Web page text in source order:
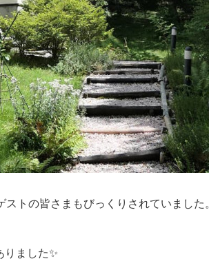
トの皆さまもびっくりされていました。
ました✨